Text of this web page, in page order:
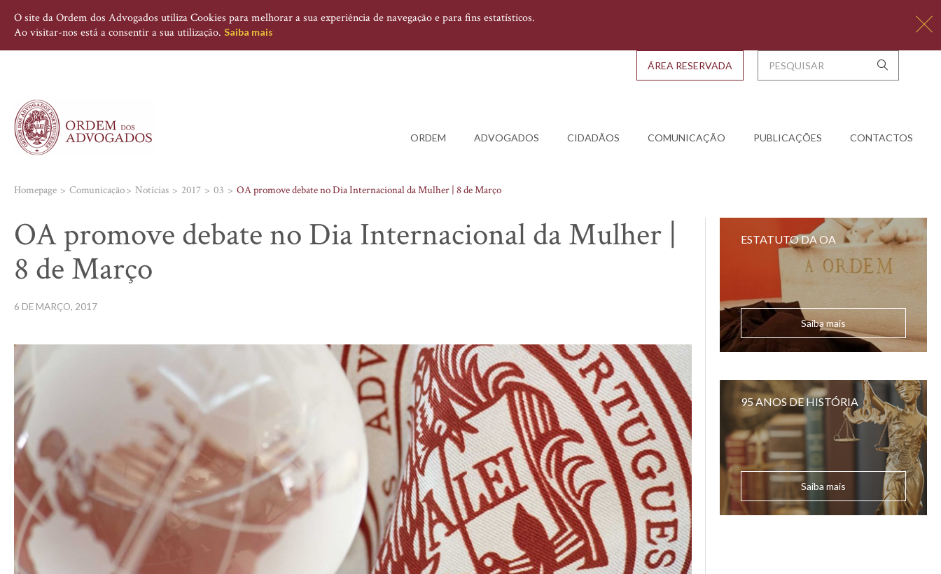
O site da Ordem dos Advogados utiliza Cookies para melhorar a sua experiência de navegação e para fins estatísticos.
Ao visitar-nos está a consentir a sua utilização. Saiba mais
ORDEM ADVOGADOS CIDADÃOS COMUNICAÇÃO PUBLICAÇÕES CONTACTOS
ÁREA RESERVADA
Homepage Comunicação Notícias 2017 03 OA promove debate no Dia Internacional da Mulher | 8 de Março
OA promove debate no Dia Internacional da Mulher |
8 de Março
6 DE MARÇO, 2017
ESTATUTO DA OA
Saiba mais
95 ANOS DE HISTÓRIA
Saiba mais